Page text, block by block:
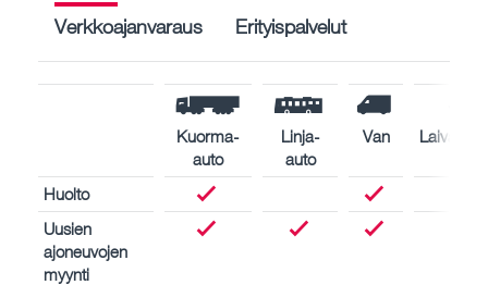
Verkkoajanvaraus Erityispalvelut
Kuorma-
auto
Linja-
auto
Van
Huolto
Uusien
ajoneuvojen
myynti